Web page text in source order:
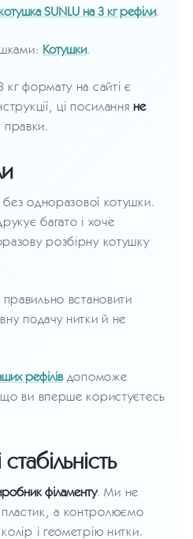
SUNLU на 3 кг рефіли.
Котушки.
формату на сайті є
ці посиланняне
правки.
одноразової котушки.
багато і хоче
розбірну котушку
встановити
подачу нитки й не
рефілівдопоможе
ви вперше користуєтесь
філаменту. Ми не
а контролюємо
і геометрію нитки.